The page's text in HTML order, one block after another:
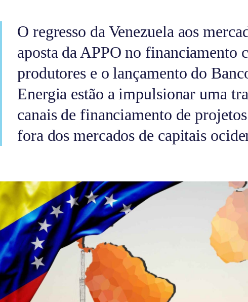
O regresso da Venezuela aos
aposta da APPO no financiamento
produtores e o lançamento do
Energia estão a impulsionar uma
canais de financiamento de
fora dos mercados de capitais